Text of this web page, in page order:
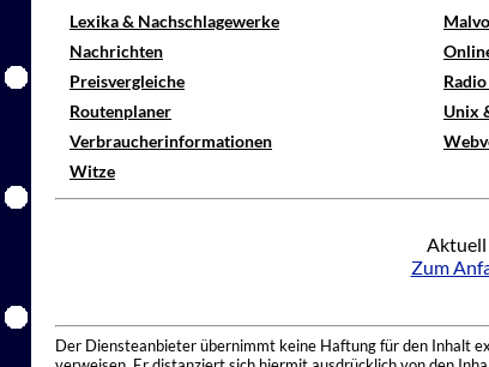
Lexika & Nachschlagewerke
Nachrichten
Preisvergleiche
Routenplaner
Unix
Verbraucherinformationen
Witze
Aktuell
Zum
Der Diensteanbieter übernimmt keine Haftung für den Inhalt